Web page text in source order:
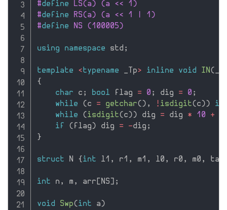
#define LS(a) (a << 1)
#define RS(a) (a << 1 | 1)
#define NS (100005)
using namespace std ;
template <typename _Tp> inline void IN(
{
char c ; bool flag = 0 ; dig = 0 ;
while
(c = getchar() , ! isdigit(c))
if
while
(isdigit(c)) dig = dig * 10 +
if
( flag) dig = -dig ;
}
struct N {int l1 , r1 , m1 , l0 , r0 , m0 , tag
int n , m , arr [NS] ;
void Swp(int a)